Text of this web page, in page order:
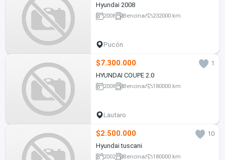
Hyundai 2008
2008 Bencina 232000 km
Pucón
$7.300.000
1
HYUNDAI COUPE 2.0
2008 Bencina 180000 km
Lautaro
$2.500.000
10
Hyundai tuscani
2002 Bencina 180000 km